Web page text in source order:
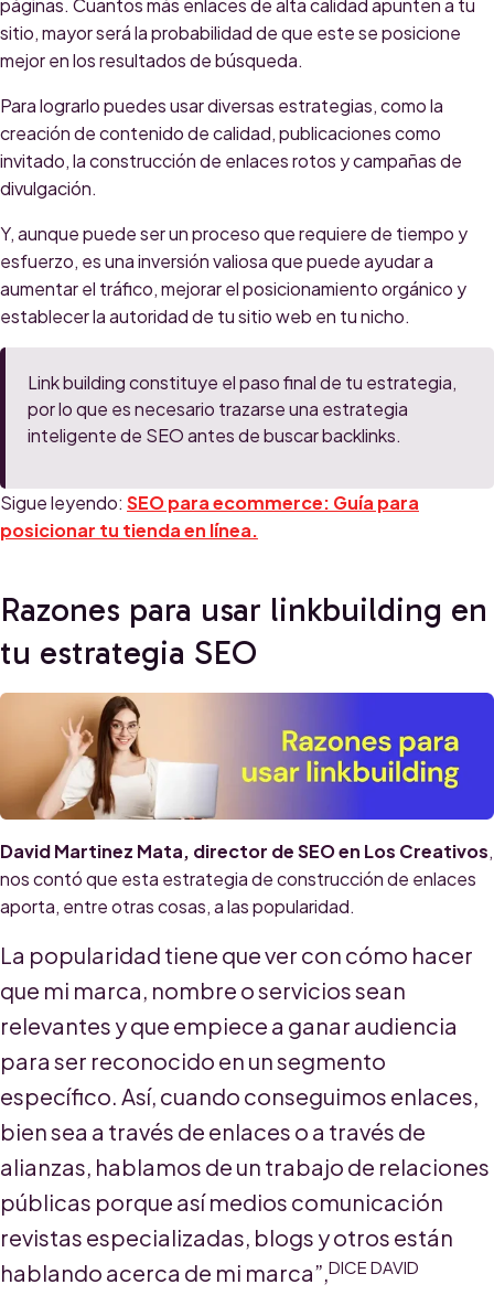
páginas. Cuantos más enlaces de alta calidad apunten a tu
sitio, mayor será la probabilidad de que este se posicione
mejor en los resultados de búsqueda.
Para lograrlo puedes usar diversas estrategias, como la
creación de contenido de calidad, publicaciones como
invitado, la construcción de enlaces rotos y campañas de
divulgación.
Y, aunque puede ser un proceso que requiere de tiempo y
esfuerzo, es una inversión valiosa que puede ayudar a
aumentar el tráfico, mejorar el posicionamiento orgánico y
establecer la autoridad de tu sitio web en tu nicho.
Link building constituye el paso final de tu estrategia,
por lo que es necesario trazarse una estrategia
inteligente de SEO antes de buscar backlinks.
Sigue leyendo: SEO para ecommerce: Guía para
posicionar tu tienda en línea.
Razones para usar linkbuilding en
tu estrategia SEO
David Martinez Mata, director de SEO en Los Creativos,
nos contó que esta estrategia de construcción de enlaces
aporta, entre otras cosas, a las popularidad.
La popularidad tiene que ver con cómo hacer
que mi marca, nombre o servicios sean
relevantes y que empiece a ganar audiencia
para ser reconocido en un segmento
específico. Así, cuando conseguimos enlaces,
bien sea a través de enlaces o a través de
alianzas, hablamos de un trabajo de relaciones
públicas porque así medios comunicación
revistas especializadas, blogs y otros están
hablando acerca de mi marca”,DICE DAVID